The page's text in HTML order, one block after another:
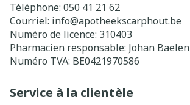
Téléphone: 050 41 21 62
Courriel: info@apotheekscarphout.be
Numéro de licence: 310403
Pharmacien responsable: Johan Baelen
Numéro TVA: BE0421970586
Service à la clientèle